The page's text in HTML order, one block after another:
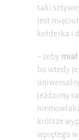
taki
jest
kołderka i
– żeby
bo wtedy
jeździmy
krótsze
wpiętego w